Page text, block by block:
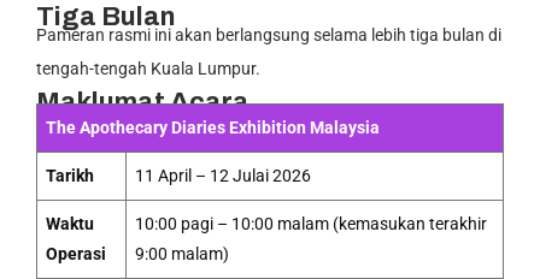
Tiga Bulan
Pameran rasmi ini akan berlangsung selama lebih tiga bulan di
tengah-tengah Kuala Lumpur.
Maklumat Acara
The Apothecary Diaries Exhibition Malaysia
Tarikh 11 April – 12 Julai 2026
Waktu
Operasi
10:00 pagi – 10:00 malam (kemasukan terakhir
9:00 malam)